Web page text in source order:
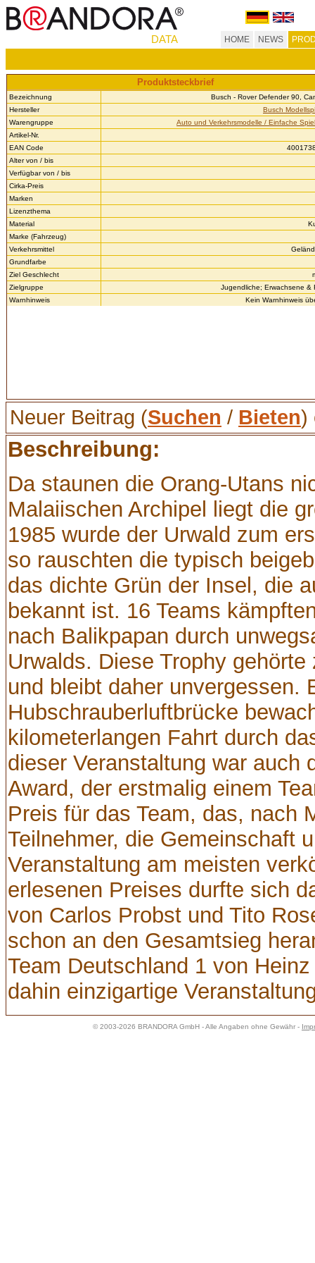
DATA HOME NEWS
Produktsteckbrief
Bezeichnung
Busch - Rover Defender 90,
Hersteller
Busch
Warengruppe
Auto und Verkehrsmodelle / Einfache
Artikel-Nr.
EAN Code
Alter von / bis
Verfügbar von / bis
Cirka-Preis
Marken
Lizenzthema
Material
Marke (Fahrzeug)
Verkehrsmittel
Grundfarbe
Ziel Geschlecht
Zielgruppe
Jugendliche; Erwachsene &
Warnhinweis
Kein Warnhinweis
Neuer Beitrag (Suchen / Bieten)
Beschreibung:
Da staunen die Orang-Utans
Malaiischen Archipel liegt die
1985 wurde der Urwald zum
so rauschten die typisch
das dichte Grün der Insel, die
bekannt ist. 16 Teams
nach Balikpapan durch
Urwalds. Diese Trophy
und bleibt daher unvergessen.
Hubschrauberluftbrücke
kilometerlangen Fahrt durch
dieser Veranstaltung war auch
Award, der erstmalig einem
Preis für das Team, das, nach
Teilnehmer, die Gemeinschaft
Veranstaltung am meisten
erlesenen Preises durfte sich
von Carlos Probst und Tito
schon an den Gesamtsieg
Team Deutschland 1 von
dahin einzigartige
© 2003-2026 BRANDORA GmbH - Alle Angaben ohne Gewähr -